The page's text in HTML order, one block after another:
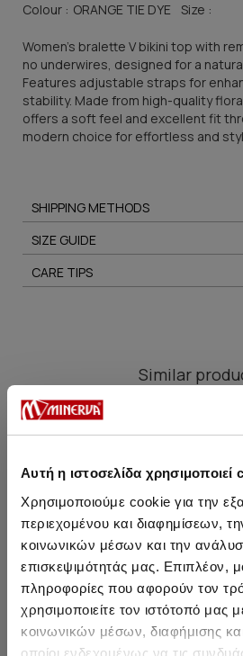
Αυτή η ιστοσελίδα χρησιμοποιεί
Χρησιμοποιούμε cookie για την
περιεχομένου και διαφημίσεων,
κοινωνικών μέσων και την
επισκεψιμότητάς μας. Επιπλέον,
πληροφορίες που αφορούν τον
χρησιμοποιείτε τον ιστότοπό μας
κοινωνικών μέσων, διαφήμισης
οποίοι ενδεχομένως να τις
Colour :
Size :
Women's bralette V bikini top with
no underwires, designed for a
Features adjustable straps for
stability. Made from high-quality
offers a soft feel and excellent fit
modern choice for effortless and
SHIPPING METHODS
SIZE GUIDE
CARE TIPS
Similar
NEW NEW